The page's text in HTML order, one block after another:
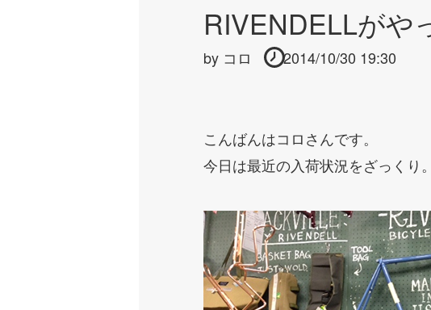
RIVENDELLがや
by コロ 2014/10/30 19:30
こんばんはコロさんです。
今日は最近の入荷状況をざっくり。